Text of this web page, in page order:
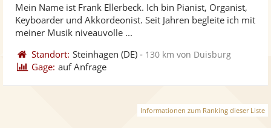
Fotos
5
Mein Name ist Frank Ellerbeck. Ich bin Pianist, Organist,
Keyboarder und Akkordeonist. Seit Jahren begleite ich mit
meiner Musik niveauvolle ...
Standort: Steinhagen (DE) - 130 km von Duisburg
Gage: auf Anfrage
Informationen zum Ranking dieser Liste